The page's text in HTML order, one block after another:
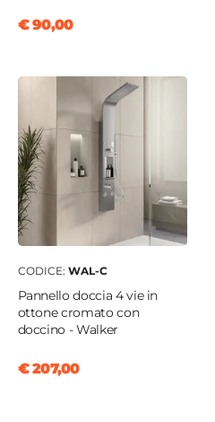
€ 90,00
CODICE: WAL-C
Pannello doccia 4 vie in
ottone cromato con
doccino - Walker
€ 207,00